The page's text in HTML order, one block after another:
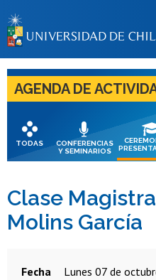
LA
AGENDA DE
TODAS
CONFERENCIAS
Y SEMINARIOS
Clase
Molins García
Fecha
lunes 07 de